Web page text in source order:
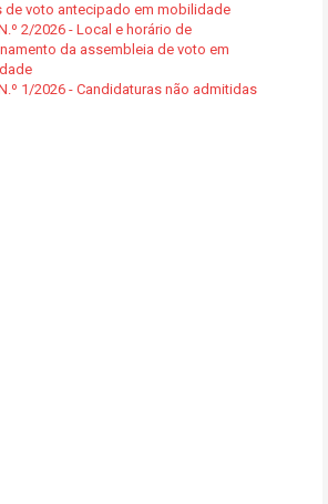
de voto antecipado em mobilidade
2/2026 - Local e horário de
da assembleia de voto em
1/2026 - Candidaturas não admitidas